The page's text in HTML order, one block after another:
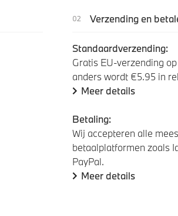
Verzending en
Standaardverzending:
Gratis EU-verzending
anders wordt €5.95 in
Meer details
Betaling:
Wij accepteren alle
betaalplatformen zoals
PayPal.
Meer details